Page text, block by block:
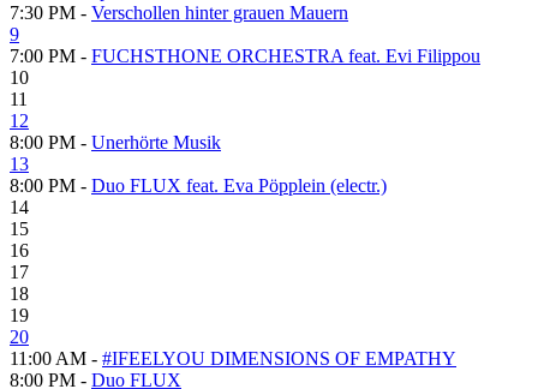
7:30 PM - Verschollen hinter grauen Mauern
9
7:00 PM - FUCHSTHONE ORCHESTRA feat. Evi Filippou
10
11
12
8:00 PM - Unerhörte Musik
13
8:00 PM - Duo FLUX feat. Eva Pöpplein (electr.)
14
15
16
17
18
19
20
11:00 AM - #IFEELYOU DIMENSIONS OF EMPATHY
8:00 PM - Duo FLUX